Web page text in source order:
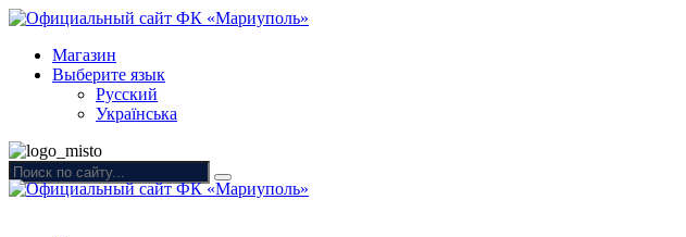
Магазин
Выберите язык
Русский
Українська